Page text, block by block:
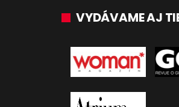
VYDÁVAME AJ